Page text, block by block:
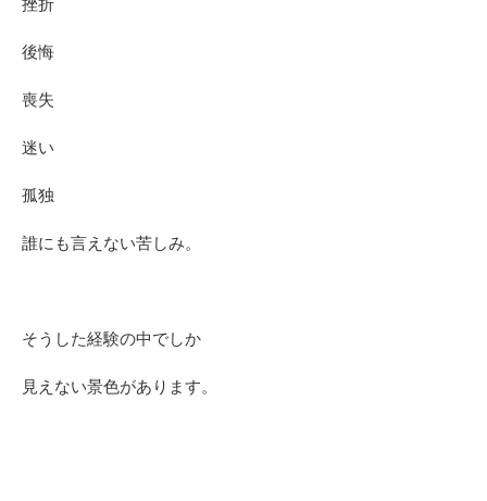
挫折
後悔
喪失
迷い
孤独
誰にも言えない苦しみ。
そうした経験の中でしか
見えない景色があります。